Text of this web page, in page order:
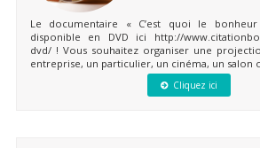
Le documentaire « C’est quoi le
disponible en DVD ici http://
dvd/ ! Vous souhaitez organiser une
entreprise, un particulier, un cinéma, un salon
Cliquez ici